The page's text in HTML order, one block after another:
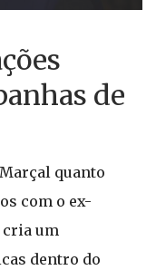
de
quanto
com o ex-
cria um
dentro do